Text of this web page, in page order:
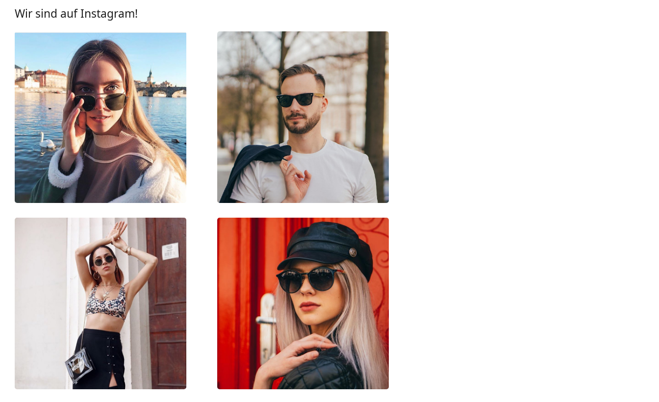
Brillenfassungen
Rechteckig
Farbe der Fassung:
Material der Fassung:
Metall/Kunststoff
Größe:
M
Brillenbreite:
140 mm
Bügellänge:
140 mm
Stegbreite:
17 mm
Gewicht:
100 g
Verstellbare Nasenpads:
Ja
Accessories
Etui:
Ja
Herren
Sonnenbrillen
Ray-Ban
Mode
RB3663 001/31 60
Mit Stärke verfügbar :
Nein
Wir sind auf Instagram!